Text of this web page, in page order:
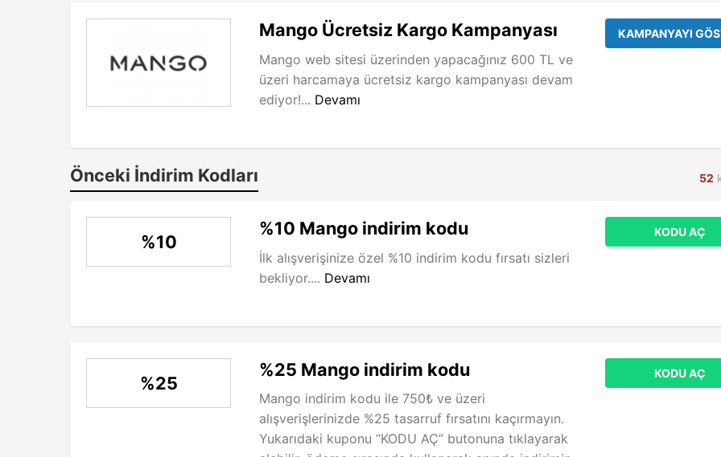
Mango Ücretsiz Kargo Kampanyası
Mango web sitesi üzerinden yapacağınız 600 TL ve
üzeri harcamaya ücretsiz kargo kampanyası devam
ediyor!... Devamı
KAMPANYAYI
Önceki İndirim Kodları 52
%10
%10 Mango indirim kodu
İlk alışverişinize özel %10 indirim kodu fırsatı sizleri
bekliyor.... Devamı
KODU AÇ
%25
%25 Mango indirim kodu
Mango indirim kodu ile 750₺ ve üzeri
alışverişlerinizde %25 tasarruf fırsatını kaçırmayın.
Yukarıdaki kuponu “KODU AÇ” butonuna tıklayarak
KODU AÇ